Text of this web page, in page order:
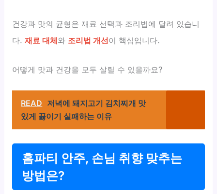
건강과 맛의 균형은 재료 선택과 조리법에 달려 있습니
다.재료 대체와 조리법 개선이 핵심입니다.
어떻게 맛과 건강을 모두 살릴 수 있을까요?
READ 저녁에 돼지고기 김치찌개 맛
있게 끓이기 실패하는 이유
홈파티 안주, 손님 취향 맞추는
방법은?